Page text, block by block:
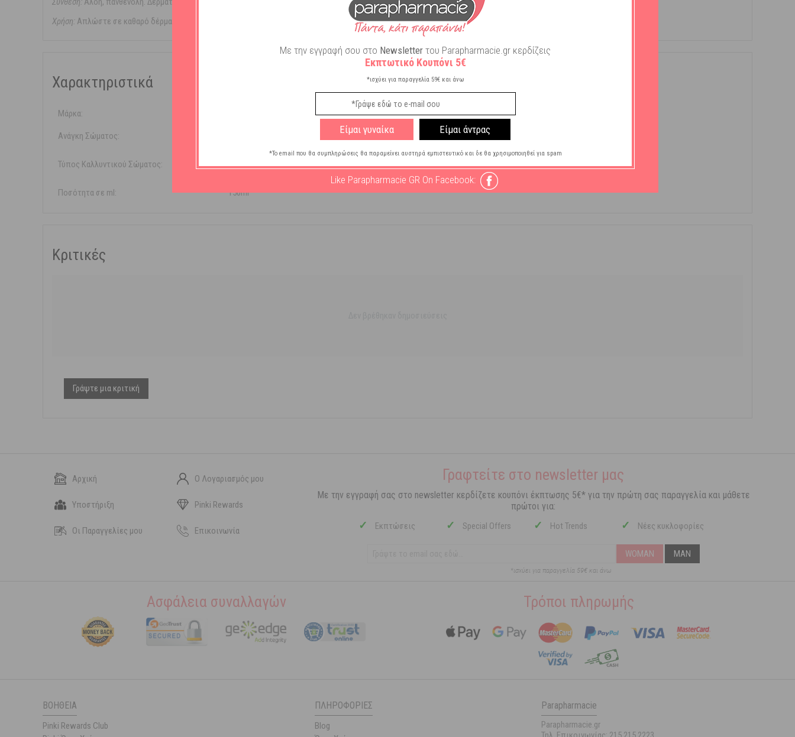
Χρήση: Απλώστε σε καθαρό δέρμα. Επαναλάβετε όσες φορές θεωρείτε απαραίτητο.
Χαρακτηριστικά
Μάρκα:
Ανάγκη Σώματος:
Τύπος Καλλυντικού Σώματος: Gel
Ποσότητα σε ml: 150ml
Κριτικές
Γράψτε μια κριτική
Αρχική Ο Λογαριασμός μου
Υποστήριξη Pinki Rewards
Οι Παραγγελίες μου Επικοινωνία
Γραφτείτε στο newsletter μας
Με την εγγραφή σας στο newsletter κερδίζετε κουπόνι έκπτωσης 5€* για την πρώτη σας παραγγελία και μάθετε
πρώτοι για:
✓ Εκπτώσεις ✓ Special Offers ✓ Hot Trends ✓ Νέες κυκλοφορίες
WOMAN MAN
*ισχύει για παραγγελία 59€ και άνω
Ασφάλεια συναλλαγών Τρόποι πληρωμής
ΒΟΉΘΕΙΑ
Pinki Rewards Club
ΠΛΗΡΟΦΟΡΊΕΣ
Blog
Parapharmacie
Parapharmacie.gr
Με την εγγραφή σου στο Newsletter του Parapharmacie.gr κερδίζεις
Εκπτωτικό Κουπόνι 5€
*ισχύει για παραγγελία 59€ και άνω
Είμαι γυναίκα Είμαι άντρας
*Το email που θα συμπληρώσεις θα παραμείνει αυστηρά εμπιστευτικό και δε θα χρησιμοποιηθεί για spam
Like Parapharmacie GR On Facebook: